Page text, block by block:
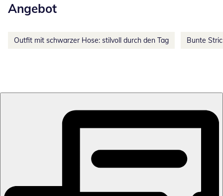
Angebot
Outfit mit schwarzer Hose: stilvoll durch den Tag Bunte